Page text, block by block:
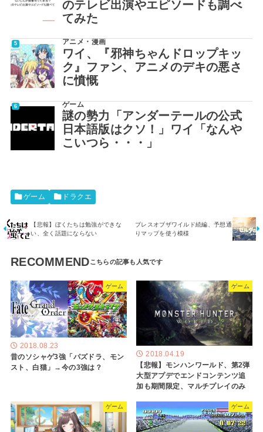
のテレビ出演やエピソードも調べ
てみた
アニメ・漫画
ワイ、『邪神ちゃんドロップキッ
ク』ファン、アニメのデキの悪さ
に憤慨
ゲーム
謎の勢力「アンダーテールの公式
日本語版はクソ！」ワイ「なんや
こいつら・・・」
ゲーム ドラクエ
【悲報】ぼくたちは勉強ができな
い、全く話題にならない
ブレスオブザワイルド続編、予想通
りマップを使う模様
RECOMMEND
ゲーム
2018.08.23
昔のソシャゲ3強「パズドラ、モン
スト、白猫」→今の3強は？
ゲーム
2018.04.19
【悲報】モンハンワールド、第2弾
大型アプデでエンドコンテンツ追
加も期間限定、マルチプレイのみ
ゲーム ゲーム